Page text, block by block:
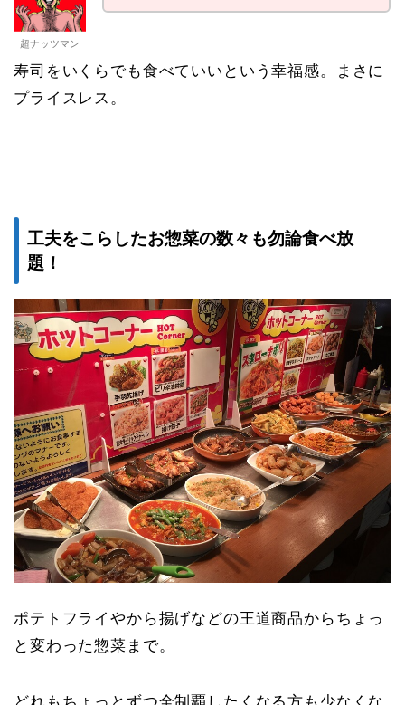
超ナッツマン
寿司をいくらでも食べていいという幸福感。まさに
プライスレス。
工夫をこらしたお惣菜の数々も勿論食べ放
題！
ポテトフライやから揚げなどの王道商品からちょっ
と変わった惣菜まで。